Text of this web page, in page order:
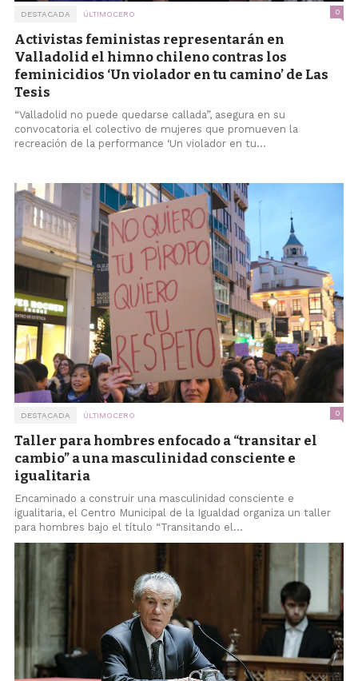
DESTACADA ÚLTIMOCERO 0
Activistas feministas representarán en
Valladolid el himno chileno contras los
feminicidios ‘Un violador en tu camino’ de Las
Tesis
“Valladolid no puede quedarse callada”, asegura en su
convocatoria el colectivo de mujeres que promueven la
recreación de la performance ‘Un violador en tu...
DESTACADA ÚLTIMOCERO 0
Taller para hombres enfocado a “transitar el
cambio” a una masculinidad consciente e
igualitaria
Encaminado a construir una masculinidad consciente e
igualitaria, el Centro Municipal de la Igualdad organiza un taller
para hombres bajo el título “Transitando el...